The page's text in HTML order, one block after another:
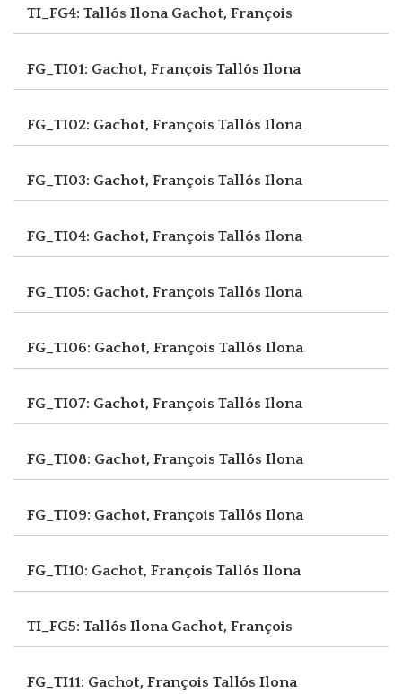
TI_FG4: Tallós Ilona Gachot, François
FG_TI01: Gachot, François Tallós Ilona
FG_TI02: Gachot, François Tallós Ilona
FG_TI03: Gachot, François Tallós Ilona
FG_TI04: Gachot, François Tallós Ilona
FG_TI05: Gachot, François Tallós Ilona
FG_TI06: Gachot, François Tallós Ilona
FG_TI07: Gachot, François Tallós Ilona
FG_TI08: Gachot, François Tallós Ilona
FG_TI09: Gachot, François Tallós Ilona
FG_TI10: Gachot, François Tallós Ilona
TI_FG5: Tallós Ilona Gachot, François
FG_TI11: Gachot, François Tallós Ilona